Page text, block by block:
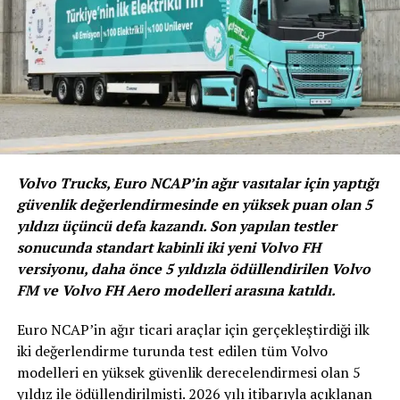
Başarılı ikili bu sonuçla R2T Grubunu da kazanmış oldu.
Tüm yarış boyunca oldukça hızlı görünen Levent
Şapçılar – Deniz Gümüş ikilisi ise yarışı üçüncü sırada
bitirirken, ST/R1/R1T Grubu’nun da birincisi olmayı
başardı.
Bu sonuçlardan sonraKağan Karamanoğlu – Oytun
Volvo Trucks, Euro NCAP’in ağır vasıtalar için yaptığı
güvenlik değerlendirmesinde en yüksek puan olan 5
yıldızı üçüncü defa kazandı. Son yapılan testler
sonucunda standart kabinli iki yeni Volvo FH
versiyonu, daha önce 5 yıldızla ödüllendirilen Volvo
FM ve Volvo FH Aero modelleri arasına katıldı.
Euro NCAP’in ağır ticari araçlar için gerçekleştirdiği ilk
iki değerlendirme turunda test edilen tüm Volvo
modelleri en yüksek güvenlik derecelendirmesi olan 5
yıldız ile ödüllendirilmişti. 2026 yılı itibarıyla açıklanan